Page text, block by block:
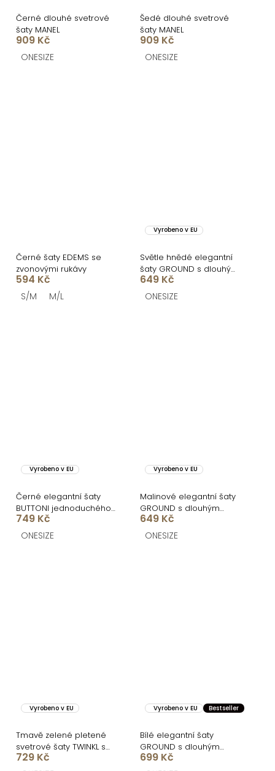
Černé dlouhé svetrové
šaty MANEL
909 Kč
ONESIZE
Šedé dlouhé svetrové
šaty MANEL
909 Kč
ONESIZE
Černé šaty EDEMS se
zvonovými rukávy
594 Kč
S/M M/L
Vyrobeno v EU
Světle hnědé elegantní
šaty GROUND s dlouhým
rukávem
649 Kč
ONESIZE
Vyrobeno v EU
Černé elegantní šaty
BUTTONI jednoduchého
střihu
749 Kč
ONESIZE
Vyrobeno v EU
Malinové elegantní šaty
GROUND s dlouhým
rukávem
649 Kč
ONESIZE
Vyrobeno v EU
Tmavě zelené pletené
svetrové šaty TWINKL s
potiskem
729 Kč
Vyrobeno v EU Bestseller
Bílé elegantní šaty
GROUND s dlouhým
rukávem
699 Kč